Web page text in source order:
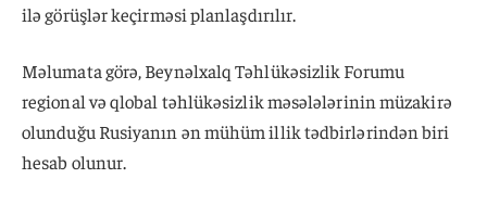
ilə görüşlər keçirməsi planlaşdırılır.
Məlumata görə, Beynəlxalq Təhlükəsizlik Forumu
regional və qlobal təhlükəsizlik məsələlərinin müzakirə
olunduğu Rusiyanın ən mühüm illik tədbirlərindən biri
hesab olunur.